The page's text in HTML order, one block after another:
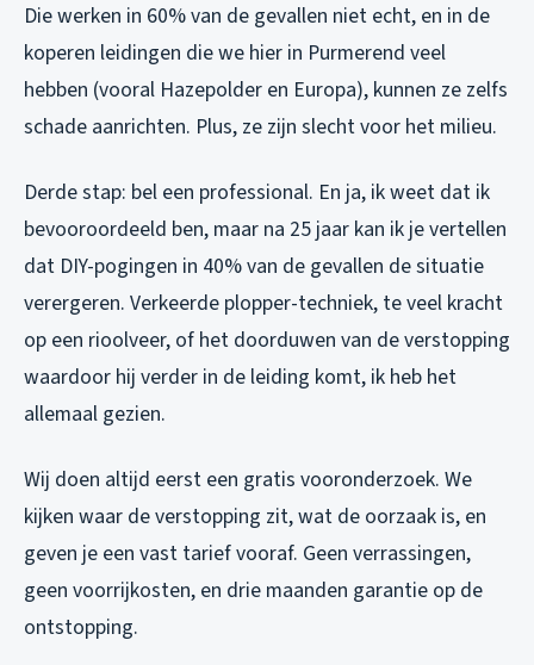
Die werken in 60% van de gevallen niet echt, en in de
koperen leidingen die we hier in Purmerend veel
hebben (vooral Hazepolder en Europa), kunnen ze zelfs
schade aanrichten. Plus, ze zijn slecht voor het milieu.
Derde stap: bel een professional. En ja, ik weet dat ik
bevooroordeeld ben, maar na 25 jaar kan ik je vertellen
dat DIY-pogingen in 40% van de gevallen de situatie
verergeren. Verkeerde plopper-techniek, te veel kracht
op een rioolveer, of het doorduwen van de verstopping
waardoor hij verder in de leiding komt, ik heb het
allemaal gezien.
Wij doen altijd eerst een gratis vooronderzoek. We
kijken waar de verstopping zit, wat de oorzaak is, en
geven je een vast tarief vooraf. Geen verrassingen,
geen voorrijkosten, en drie maanden garantie op de
ontstopping.